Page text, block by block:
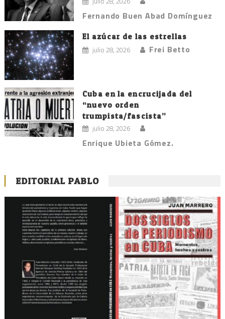
Fernando Buen Abad Domínguez
El azúcar de las estrellas
julio 28, 2026 Frei Betto
Cuba en la encrucijada del
“nuevo orden
trumpista/fascista”
julio 28, 2026
Enrique Ubieta Gómez.
EDITORIAL PABLO